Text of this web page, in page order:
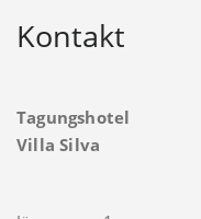
Kontakt
Tagungshotel
Villa Silva